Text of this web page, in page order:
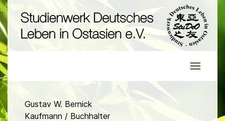
Gustav W. Bernick
Kaufmann / Buchhalter